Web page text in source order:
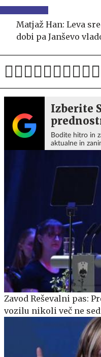
Matjaž Han: Leva
dobi pa Janševo
Izberite
Bodite hitro in
aktualne in
Zavod Reševalni pas:
vozilu nikoli več ne